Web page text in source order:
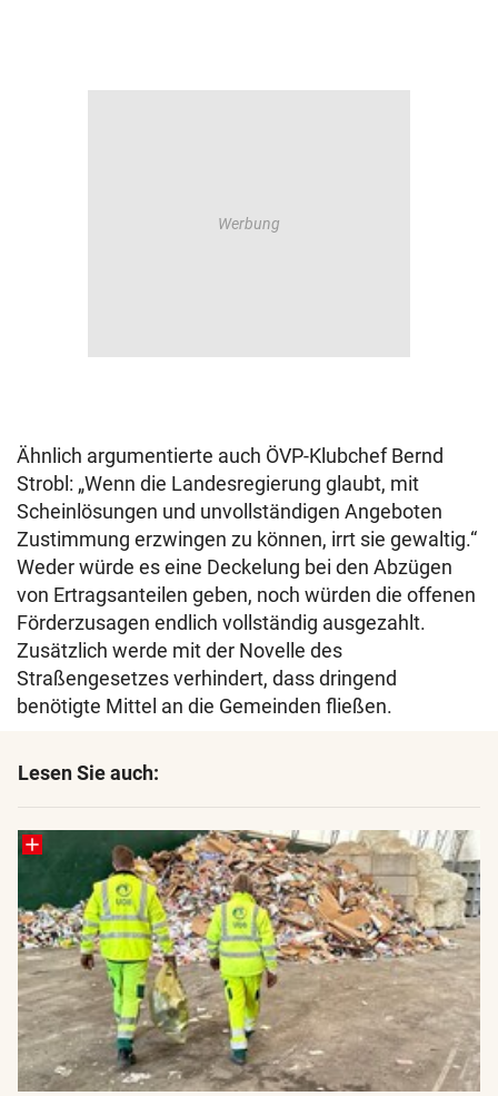
Ähnlich argumentierte auch ÖVP-Klubchef Bernd
Strobl: „Wenn die Landesregierung glaubt, mit
Scheinlösungen und unvollständigen Angeboten
Zustimmung erzwingen zu können, irrt sie gewaltig.“
Weder würde es eine Deckelung bei den Abzügen
von Ertragsanteilen geben, noch würden die offenen
Förderzusagen endlich vollständig ausgezahlt.
Zusätzlich werde mit der Novelle des
Straßengesetzes verhindert, dass dringend
benötigte Mittel an die Gemeinden fließen.
Lesen Sie auch: